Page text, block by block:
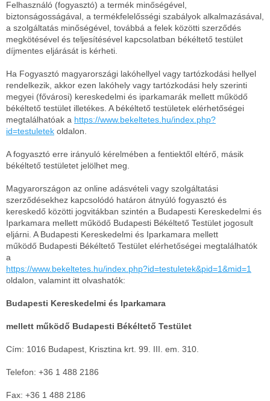
Felhasználó (fogyasztó) a termék minőségével,
biztonságosságával, a termékfelelősségi szabályok alkalmazásával,
a szolgáltatás minőségével, továbbá a felek közötti szerződés
megkötésével és teljesítésével kapcsolatban békéltető testület
díjmentes eljárását is kérheti.
Ha Fogyasztó magyarországi lakóhellyel vagy tartózkodási hellyel
rendelkezik, akkor ezen lakóhely vagy tartózkodási hely szerinti
megyei (fővárosi) kereskedelmi és iparkamarák mellett működő
békéltető testület illetékes. A békéltető testületek elérhetőségei
megtalálhatóak a https://www.bekeltetes.hu/index.php?
id=testuletek oldalon.
A fogyasztó erre irányuló kérelmében a fentiektől eltérő, másik
békéltető testületet jelölhet meg.
Magyarországon az online adásvételi vagy szolgáltatási
szerződésekhez kapcsolódó határon átnyúló fogyasztó és
kereskedő közötti jogvitákban szintén a Budapesti Kereskedelmi és
Iparkamara mellett működő Budapesti Békéltető Testület jogosult
eljárni. A Budapesti Kereskedelmi és Iparkamara mellett
működő Budapesti Békéltető Testület elérhetőségei megtalálhatók
a
https://www.bekeltetes.hu/index.php?id=testuletek&pid=1&mid=1
oldalon, valamint itt olvashatók:
Budapesti Kereskedelmi és Iparkamara
mellett működő Budapesti Békéltető Testület
Cím: 1016 Budapest, Krisztina krt. 99. III. em. 310.
Telefon: +36 1 488 2186
Fax: +36 1 488 2186